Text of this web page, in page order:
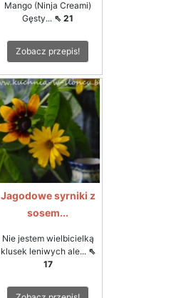
Mango (Ninja Creami)
Gęsty... ⇖ 21
Zobacz przepis!
Jagodowe syrniki z
sosem...
Nie jestem wielbicielką
klusek leniwych ale... ⇖
17